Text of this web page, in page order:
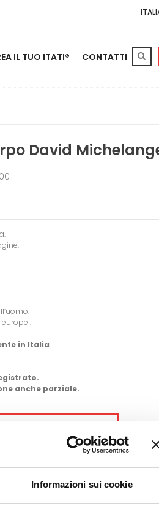
Informazioni sui cookie
IL TUO ITATI® CONTATTI
David
in Italia
anche parziale.